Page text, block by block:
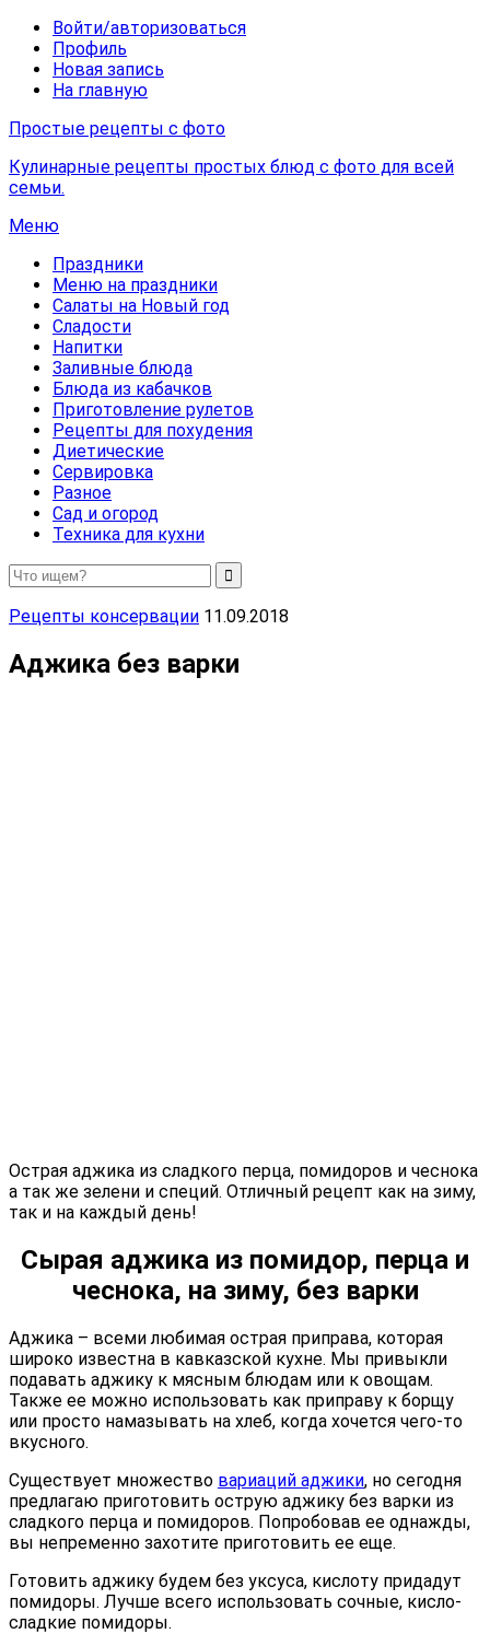
Войти/авторизоваться
Профиль
Новая запись
На главную
Простые рецепты с фото
Кулинарные рецепты простых блюд с фото для всей
семьи.
Меню
Праздники
Меню на праздники
Салаты на Новый год
Сладости
Напитки
Заливные блюда
Блюда из кабачков
Приготовление рулетов
Рецепты для похудения
Диетические
Сервировка
Разное
Сад и огород
Техника для кухни
Рецепты консервации 11.09.2018
Аджика без варки
Острая аджика из сладкого перца, помидоров и чеснока
а так же зелени и специй. Отличный рецепт как на зиму,
так и на каждый день!
Сырая аджика из помидор, перца и
чеснока, на зиму, без варки
Аджика – всеми любимая острая приправа, которая
широко известна в кавказской кухне. Мы привыкли
подавать аджику к мясным блюдам или к овощам.
Также ее можно использовать как приправу к борщу
или просто намазывать на хлеб, когда хочется чего-то
вкусного.
Существует множество вариаций аджики, но сегодня
предлагаю приготовить острую аджику без варки из
сладкого перца и помидоров. Попробовав ее однажды,
вы непременно захотите приготовить ее еще.
Готовить аджику будем без уксуса, кислоту придадут
помидоры. Лучше всего использовать сочные, кисло-
сладкие помидоры.